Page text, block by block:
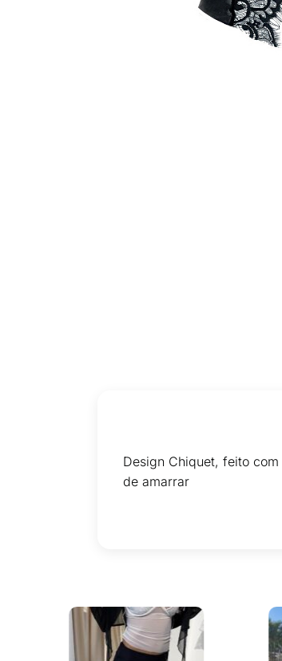
Design Chiquet, feito
de amarrar